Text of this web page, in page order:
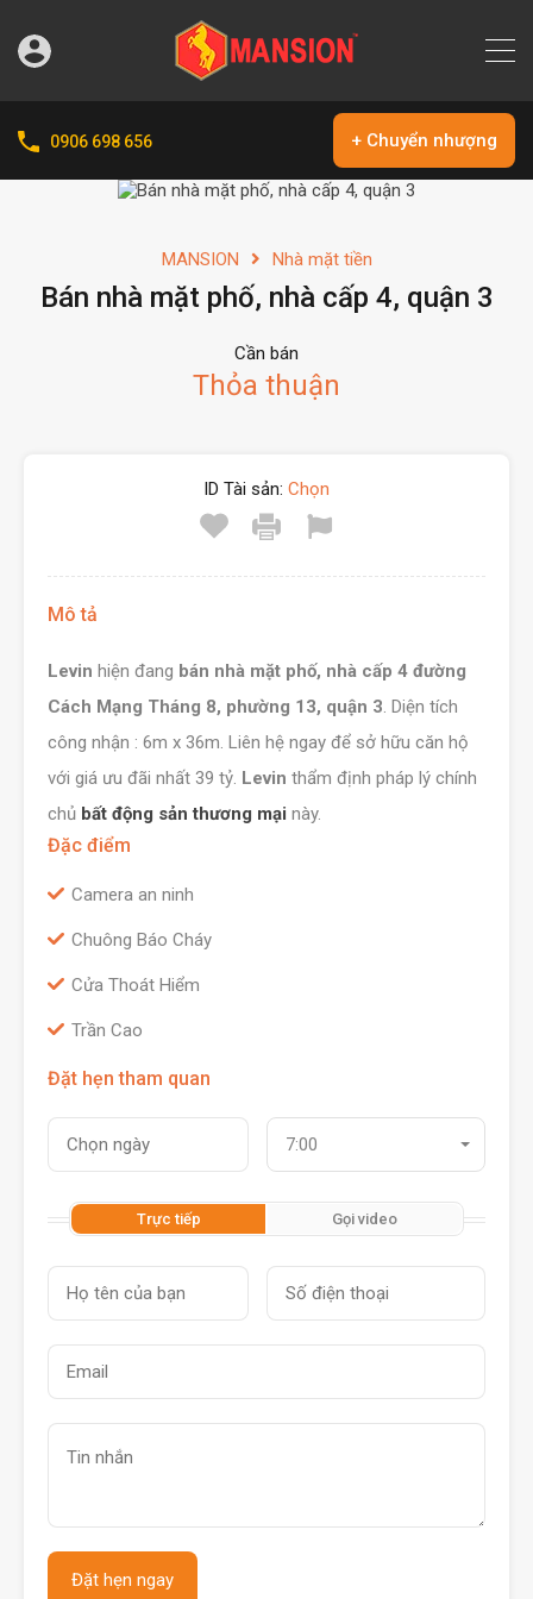
0906 698 656 + Chuyển nhượng
MANSION Nhà mặt tiền
Bán nhà mặt phố, nhà cấp 4, quận 3
Cần bán
Thỏa thuận
ID Tài sản: Chọn
Mô tả
Levin hiện đang bán nhà mặt phố, nhà cấp 4 đường
Cách Mạng Tháng 8, phường 13, quận 3. Diện tích
công nhận : 6m x 36m. Liên hệ ngay để sở hữu căn hộ
với giá ưu đãi nhất 39 tỷ. Levin thẩm định pháp lý chính
chủ bất động sản thương mại này.
Đặc điểm
Camera an ninh
Chuông Báo Cháy
Cửa Thoát Hiểm
Trần Cao
Đặt hẹn tham quan
7:00
Trực tiếp Gọi video